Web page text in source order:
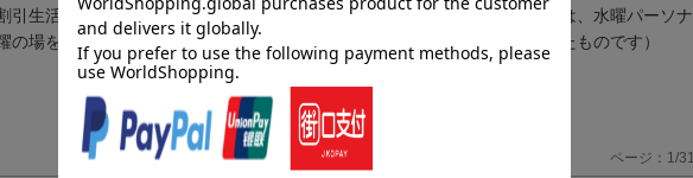
生活〜』という料理コーナーあり。また「ＺＩＰ！」（日本テレビ）では、水曜パーソナ
場を広げている（本データはこの書籍が刊行された当時に掲載されていたものです）
ページ：1/31